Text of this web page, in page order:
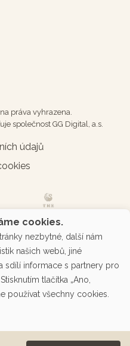
práva vyhrazena.
společnost GG Digital, a.s.
údajů
platební bránu
cookies.
nezbytné, další nám
našich webů, jiné
sdílí informace s partnery pro
tlačítka „Ano,
používat všechny cookies.